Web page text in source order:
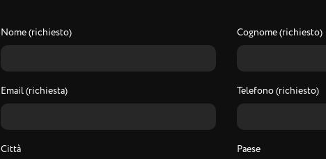
Nome (richiesto) Cognome (richiesto)
Email (richiesta) Telefono (richiesto)
Città Paese